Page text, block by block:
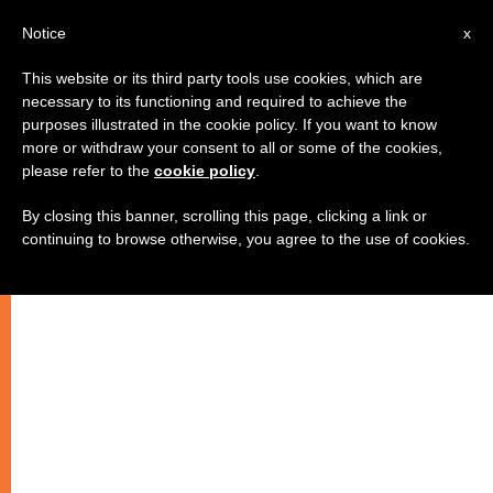
القدس: مؤتمر لنساء العالم
الكاثوليكيات
x
Notice
This website or its third party tools use cookies, which are
necessary to its functioning and required to achieve the
purposes illustrated in the cookie policy. If you want to know
more or withdraw your consent to all or some of the cookies,
please refer to the cookie policy
By closing this banner, scrolling this page, clicking a link or
continuing to browse otherwise, you agree to the use of cookies.